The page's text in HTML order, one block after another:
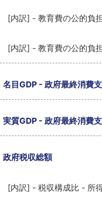
[内訳] - 教育費の公的負
[内訳] - 教育費の公的負
名目GDP - 政府最終消費
実質GDP - 政府最終消費
政府税収総額
[内訳] - 税収構成比 - 所